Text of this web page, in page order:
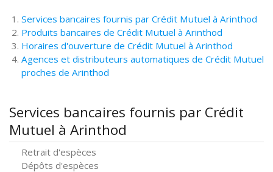
Services bancaires fournis par Crédit Mutuel à Arinthod
Produits bancaires de Crédit Mutuel à Arinthod
Horaires d'ouverture de Crédit Mutuel à Arinthod
Agences et distributeurs automatiques de Crédit Mutuel
proches de Arinthod
Services bancaires fournis par Crédit
Mutuel à Arinthod
Retrait d'espèces
Dépôts d'espèces